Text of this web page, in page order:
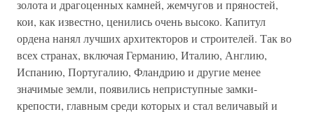
золота и драгоценных камней, жемчугов и пряностей,
кои, как известно, ценились очень высоко. Капитул
ордена нанял лучших архитекторов и строителей. Так во
всех странах, включая Германию, Италию, Англию,
Испанию, Португалию, Фландрию и другие менее
значимые земли, появились неприступные замки-
крепости, главным среди которых и стал величавый и